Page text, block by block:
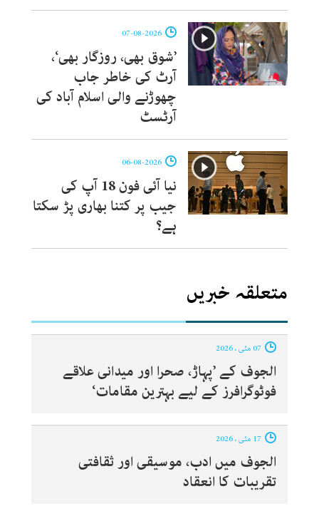
’شوق بھی، روزگار بھی‘،
آرٹ کی خاطر جاب
چھوڑنے والی اسلام آباد کی
آرٹسٹ
نیا آئی فون 18 آپ کی
جیب پر کتنا بھاری پڑ سکتا
ہے؟
متعلقہ خبریں
الجوف کے ’پہاڑ، صحرا اور میدانی علاقے
فوٹوگرافرز کے لیے بہترین مقامات‘
الجوف میں ادب، موسیقی اور ثقافتی
تقریبات کا انعقاد